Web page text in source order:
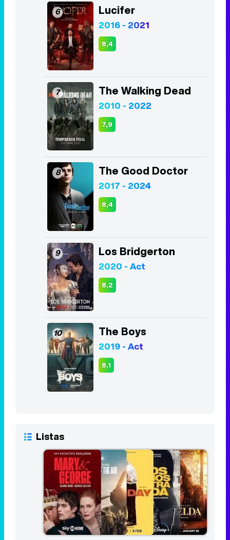
7 The Walking Dead
2010 - 2022
7,9
8 The Good Doctor
2017 - 2024
8,4
9 Los Bridgerton
2020 - Act
8,2
10 The Boys
2019 - Act
8,1
Listas
Las 10 mejores series del primer
trimestre de 2024